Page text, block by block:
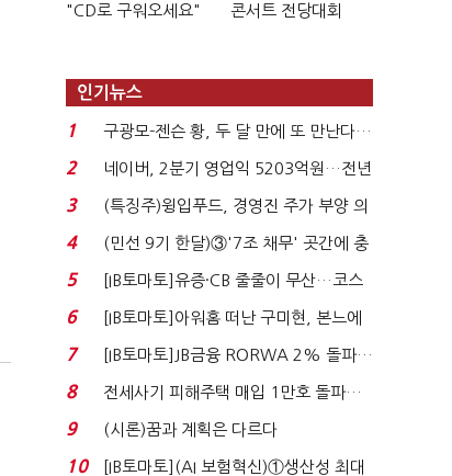
"CD로 구워오세요" 콘서트 전당대회
인기뉴스
1
구광모-젠슨 황, 두 달 만에 또 만난다…
로봇·AI 등 논...
2
네이버, 2분기 영업익 5203억원…전년
비 0.2% 감소...
3
(특징주)윙입푸드, 경영진 주가 부양 의
지에 상한가...
4
(민선 9기 한달)③'7조 채무' 곳간에 충
격…추미애, 20년...
5
[IB토마토]유증·CB 줄줄이 무산…코스
닥 벌점 급증에 ...
6
[IB토마토]아워홈 떠난 구미현, 본느에
340억 베팅…가...
7
[IB토마토]JB금융 RORWA 2% 돌파…
실적 견인은 은행 ...
8
전세사기 피해주택 매입 1만호 돌파…
누적 피해자 4만2...
9 (시론)꿈과 계획은 다르다
10
[IB토마토](AI 보험혁신)①생산성 최대